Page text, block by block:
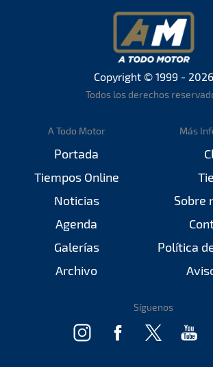
Copyright © 1999 - 2026
Todos los derechos
A Todo Motor
Portada
Tiempos Online
Noticias
Agenda
Galerías
Archivo
Más
Sobre
Política
Síguenos